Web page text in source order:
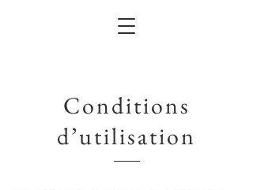
Conditions
d’utilisation